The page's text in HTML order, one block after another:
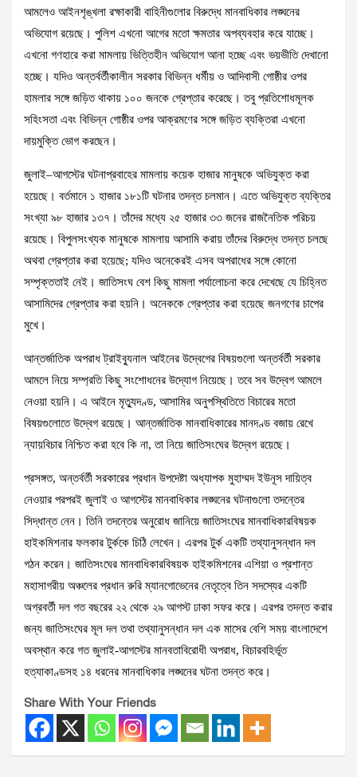
আমলেও আইনশৃঙ্খলা রক্ষাকারী বাহিনীগুলোর বিরুদ্ধে মানবাধিকার লঙ্ঘনের
অভিযোগ রয়েছে। পুলিশ এখনো আগের মতো ক্ষমতার অপব্যবহার করে যাচ্ছে।
এখনো গণহারে করা মামলায় ভিত্তিহীন অভিযোগ আনা হচ্ছে এবং ভয়ভীতি দেখানো
হচ্ছে। যদিও অন্তর্বর্তীকালীন সরকার বিভিন্ন ধর্মীয় ও আদিবাসী গোষ্ঠীর ওপর
হামলার সঙ্গে জড়িত থাকায় ১০০ জনকে গ্রেপ্তার করেছে। তবু প্রতিশোধমূলক
সহিংসতা এবং বিভিন্ন গোষ্ঠীর ওপর আক্রমণের সঙ্গে জড়িত ব্যক্তিরা এখনো
দায়মুক্তি ভোগ করছেন।
জুলাই–আগস্টের ঘটনাপ্রবাহের মামলায় কয়েক হাজার মানুষকে অভিযুক্ত করা
হয়েছে। বর্তমানে ১ হাজার ১৮১টি ঘটনার তদন্ত চলমান। এতে অভিযুক্ত ব্যক্তির
সংখ্যা ৯৮ হাজার ১৩৭। তাঁদের মধ্যে ২৫ হাজার ৩৩ জনের রাজনৈতিক পরিচয়
রয়েছে। বিপুলসংখ্যক মানুষকে মামলায় আসামি করায় তাঁদের বিরুদ্ধে তদন্ত চলছে
অথবা গ্রেপ্তার করা হয়েছে; যদিও অনেকেরই এসব অপরাধের সঙ্গে কোনো
সম্পৃক্ততাই নেই। জাতিসংঘ বেশ কিছু মামলা পর্যালোচনা করে দেখেছে যে চিহ্নিত
আসামিদের গ্রেপ্তার করা হয়নি। অনেককে গ্রেপ্তার করা হয়েছে জনগণের চাপের
মুখে।
আন্তর্জাতিক অপরাধ ট্রাইব্যুনাল আইনের উদ্বেগের বিষয়গুলো অন্তর্বর্তী সরকার
আমলে নিয়ে সম্প্রতি কিছু সংশোধনের উদ্যোগ নিয়েছে। তবে সব উদ্বেগ আমলে
নেওয়া হয়নি। এ আইনে মৃত্যুদণ্ড, আসামির অনুপস্থিতিতে বিচারের মতো
বিষয়গুলোতে উদ্বেগ রয়েছে। আন্তর্জাতিক মানবাধিকারের মানদণ্ড বজায় রেখে
ন্যায়বিচার নিশ্চিত করা হবে কি না, তা নিয়ে জাতিসংঘের উদ্বেগ রয়েছে।
প্রসঙ্গত, অন্তর্বর্তী সরকারের প্রধান উপদেষ্টা অধ্যাপক মুহাম্মদ ইউনূস দায়িত্ব
নেওয়ার পরপরই জুলাই ও আগস্টের মানবাধিকার লঙ্ঘনের ঘটনাগুলো তদন্তের
সিদ্ধান্ত নেন। তিনি তদন্তের অনুরোধ জানিয়ে জাতিসংঘের মানবাধিকারবিষয়ক
হাইকমিশনার ফলকার টুর্ককে চিঠি লেখেন। এরপর টুর্ক একটি তথ্যানুসন্ধান দল
গঠন করেন। জাতিসংঘের মানবাধিকারবিষয়ক হাইকমিশনের এশিয়া ও প্রশান্ত
মহাসাগরীয় অঞ্চলের প্রধান রুরি ম্যানগোভেনের নেতৃত্বে তিন সদস্যের একটি
অগ্রবর্তী দল গত বছরের ২২ থেকে ২৯ আগস্ট ঢাকা সফর করে। এরপর তদন্ত করার
জন্য জাতিসংঘের মূল দল তথা তথ্যানুসন্ধান দল এক মাসের বেশি সময় বাংলাদেশে
অবস্থান করে গত জুলাই-আগস্টের মানবতাবিরোধী অপরাধ, বিচারবহির্ভূত
হত্যাকাণ্ডসহ ১৪ ধরনের মানবাধিকার লঙ্ঘনের ঘটনা তদন্ত করে।
Share With Your Friends